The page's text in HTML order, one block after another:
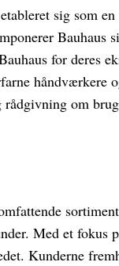
sig som
Bauhaus
for deres
håndværkere
rådgivning om
Med et fokus
Kunderne